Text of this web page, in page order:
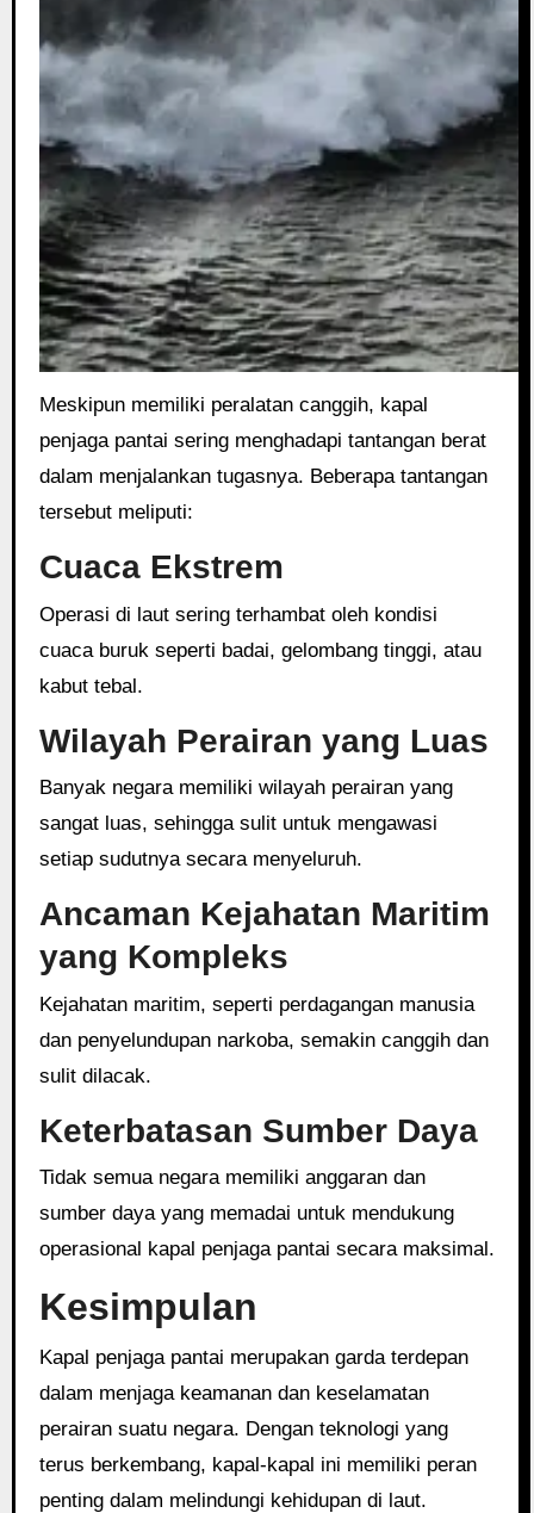
Meskipun memiliki peralatan canggih, kapal
penjaga pantai sering menghadapi tantangan berat
dalam menjalankan tugasnya. Beberapa tantangan
tersebut meliputi:
Cuaca Ekstrem
Operasi di laut sering terhambat oleh kondisi
cuaca buruk seperti badai, gelombang tinggi, atau
kabut tebal.
Wilayah Perairan yang Luas
Banyak negara memiliki wilayah perairan yang
sangat luas, sehingga sulit untuk mengawasi
setiap sudutnya secara menyeluruh.
Ancaman Kejahatan Maritim
yang Kompleks
Kejahatan maritim, seperti perdagangan manusia
dan penyelundupan narkoba, semakin canggih dan
sulit dilacak.
Keterbatasan Sumber Daya
Tidak semua negara memiliki anggaran dan
sumber daya yang memadai untuk mendukung
operasional kapal penjaga pantai secara maksimal.
Kesimpulan
Kapal penjaga pantai merupakan garda terdepan
dalam menjaga keamanan dan keselamatan
perairan suatu negara. Dengan teknologi yang
terus berkembang, kapal-kapal ini memiliki peran
penting dalam melindungi kehidupan di laut.